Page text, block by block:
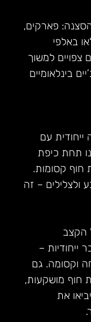
פארקים,
באלפי
צפויים למשוך
בינלאומיים
ייחודית עם
תחת כיפת
חוף קסומות.
– זה
הקצב
ייחודיות –
וקסומה. גם
חוף מושקעות,
את